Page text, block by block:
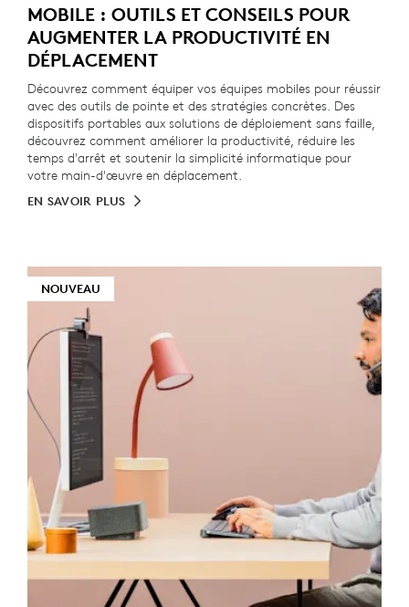
MOBILE : OUTILS ET CONSEILS POUR
AUGMENTER LA PRODUCTIVITÉ EN
DÉPLACEMENT
Découvrez comment équiper vos équipes mobiles pour réussir
avec des outils de pointe et des stratégies concrètes. Des
dispositifs portables aux solutions de déploiement sans faille,
découvrez comment améliorer la productivité, réduire les
temps d'arrêt et soutenir la simplicité informatique pour
votre main-d'œuvre en déplacement.
EN SAVOIR PLUS
NOUVEAU